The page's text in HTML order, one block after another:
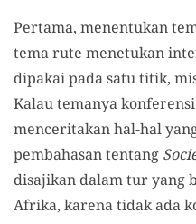
Pertama, menentukan
tema rute menetukan
dipakai pada satu titik,
Kalau temanya
menceritakan hal-hal
pembahasan tentang
disajikan dalam tur yang
Afrika, karena tidak ada